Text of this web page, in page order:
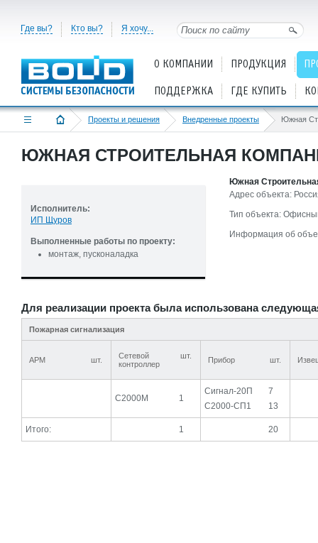
Где вы? Кто вы? Я хочу...
О КОМПАНИИ ПРОДУКЦИЯ
ПОДДЕРЖКА ГДЕ КУПИТЬ
Проекты и решения Внедренные проекты Южная
ЮЖНАЯ СТРОИТЕЛЬНАЯ
Исполнитель:
ИП Щуров
Выполненные работы по проекту:
монтаж, пусконаладка
Южная
Адрес объекта:
Тип объекта:
Информация об
Для реализации проекта была использована
Пожарная сигнализация
АРМ шт.
Сетевой
контроллер
шт. Прибор шт.
С2000М 1
Сигнал-20П
7
С2000-СП1
13
Итого: 1 20